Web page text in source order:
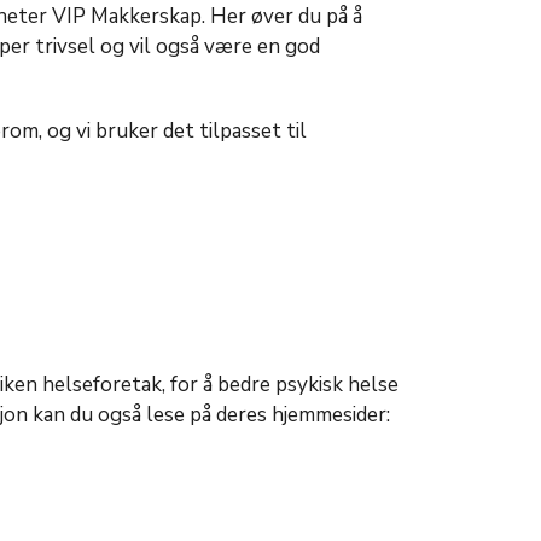
VIP Makkerskap. Her øver du på å
trivsel og vil også være en god
og vi bruker det tilpasset til
helseforetak, for å bedre psykisk helse
kan du også lese på deres hjemmesider: